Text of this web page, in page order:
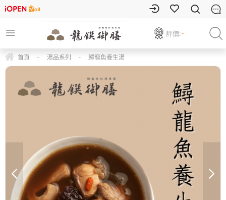
評價:-
首頁 - 湯品系列 - 鱘龍魚養生湯